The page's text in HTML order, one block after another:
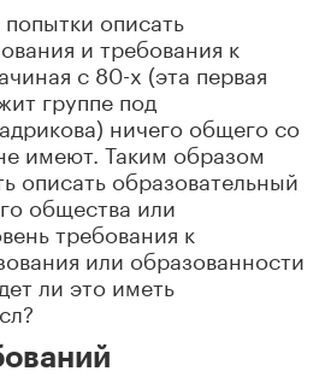
описать
и требования к
с 80-х (эта первая
группе под
ничего общего со
имеют. Таким образом
описать образовательный
общества или
требования к
или образованности
ли это иметь